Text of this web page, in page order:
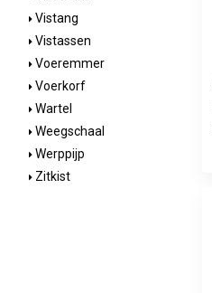
Vistang
Vistassen
Voeremmer
Voerkorf
Wartel
Weegschaal
Werppijp
Zitkist